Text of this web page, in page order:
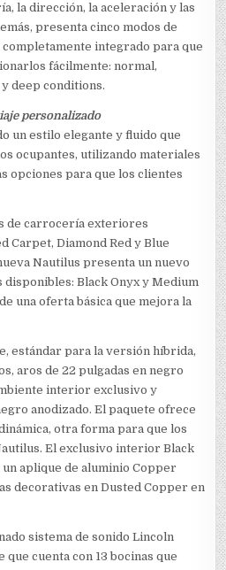
la dirección, la aceleración y las
presenta cinco modos de
completamente integrado para que
fácilmente: normal,
deep conditions.
personalizado
un estilo elegante y fluido que
ocupantes, utilizando materiales
opciones para que los clientes
de carrocería exteriores
Carpet, Diamond Red y Blue
Nautilus presenta un nuevo
Black Onyx y Medium
una oferta básica que mejora la
estándar para la versión híbrida,
aros de 22 pulgadas en negro
interior exclusivo y
anodizado. El paquete ofrece
otra forma para que los
El exclusivo interior Black
aplique de aluminio Copper
decorativas en Dusted Copper en
sistema de sonido Lincoln
cuenta con 13 bocinas que